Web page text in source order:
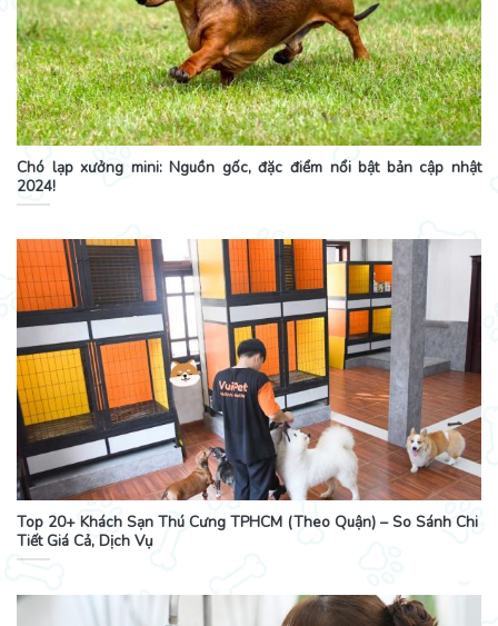
Chó lạp xưởng mini: Nguồn gốc, đặc điểm nổi bật bản cập nhật
2024!
Top 20+ Khách Sạn Thú Cưng TPHCM (Theo Quận) – So Sánh Chi
Tiết Giá Cả, Dịch Vụ